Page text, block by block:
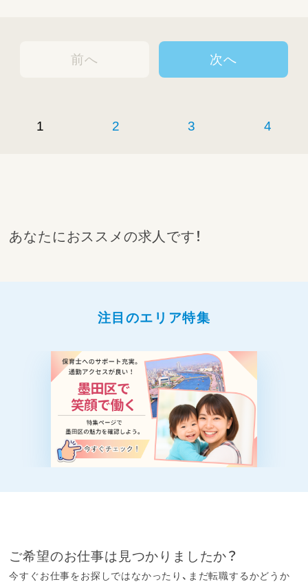
前へ
1 2 3 4
次へ
あなたにおススメの求人です！
注目のエリア特集
ご希望のお仕事は見つかりましたか？
今すぐお仕事をお探しではなかったり、まだ転職するかどうか